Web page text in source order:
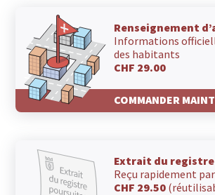
Renseignement
Informations
des habitants
CHF 29.00
COMMANDER
Extrait du
Reçu rapidement
CHF 29.50